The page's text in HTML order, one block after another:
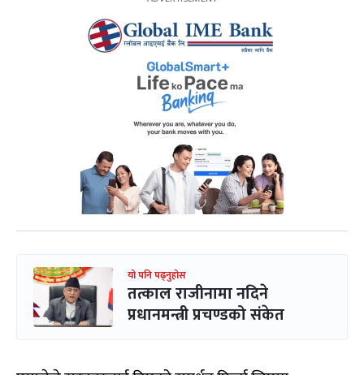
यो पनि पढ्नुहोस
तत्काल राजीनामा नदिने
प्रधानमन्त्री प्रचण्डको संकेत